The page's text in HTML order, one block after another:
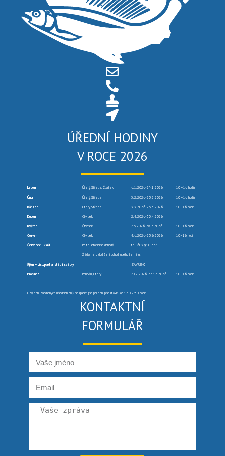
ÚŘEDNÍ HODINY
V ROCE 2026
Leden Úterý, Středa, Čtvrtek 6.1.2026-29.1.2026 10 –16 hodin
Únor Úterý, Středa 3.2.2026-25.2.2026 10 –16 hodin
Březen Úterý, Středa 3.3.2026-25.3.2026 10–16 hodin
Duben Čtvrtek 2.4.2026-30.4.2026
Květen Čtvrtek 7.5.2026-28.5.2026 10–16 hodin
Červen Čtvrtek 4.6.2026-25.6.2026 10–16 hodin
Červenec -Září Po telefonické dohodě tel. 603 910 557
Žádáme o dodržení dohodnutého termínu.
Říjen – Listopad a státní svátky ZAVŘENO
Prosinec Pondělí, Úterý 7.12.2026-22.12.2026 10–16 hodin
U všech uvedených úředních dnů respektujte polední přestávku od 12-12:30 hodin.
KONTAKTNÍ
FORMULÁŘ